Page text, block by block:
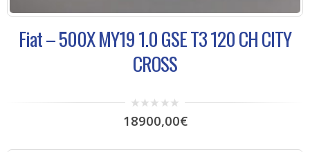
Fiat – 500X MY19 1.0 GSE T3 120 CH CITY
CROSS
0
out
18900,00€